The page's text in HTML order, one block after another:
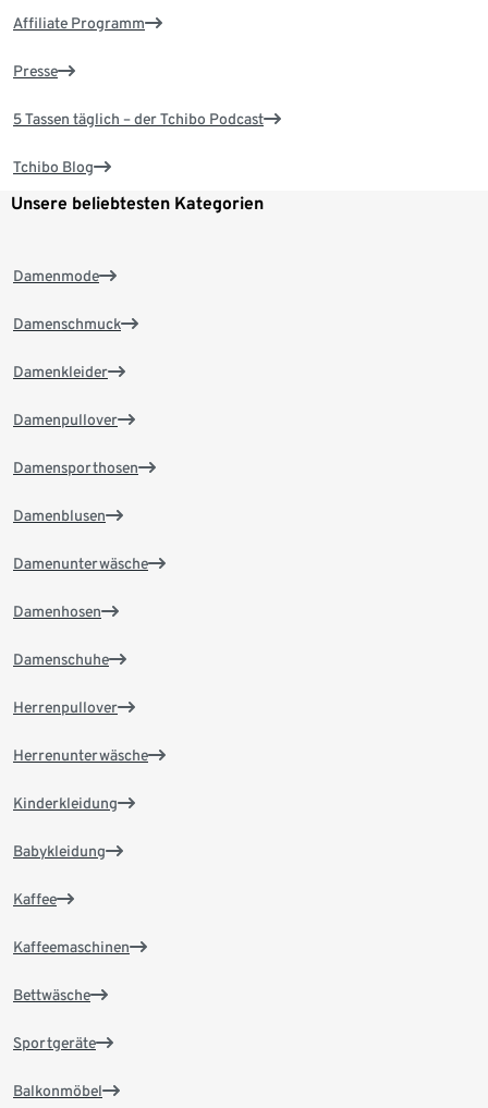
Affiliate Programm
Presse
5 Tassen täglich – der Tchibo Podcast
Tchibo Blog
Unsere beliebtesten Kategorien
Damenmode
Damenschmuck
Damenkleider
Damenpullover
Damensporthosen
Damenblusen
Damenunterwäsche
Damenhosen
Damenschuhe
Herrenpullover
Herrenunterwäsche
Kinderkleidung
Babykleidung
Kaffee
Kaffeemaschinen
Bettwäsche
Sportgeräte
Balkonmöbel